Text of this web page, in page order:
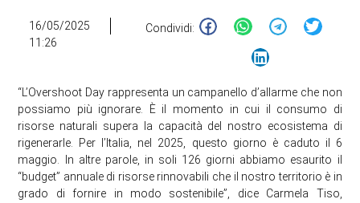
16/05/2025
11:26
Condividi:
“L’Overshoot Day rappresenta un campanello d’allarme che non
possiamo più ignorare. È il momento in cui il consumo di
risorse naturali supera la capacità del nostro ecosistema di
rigenerarle. Per l’Italia, nel 2025, questo giorno è caduto il 6
maggio. In altre parole, in soli 126 giorni abbiamo esaurito il
“budget” annuale di risorse rinnovabili che il nostro territorio è in
grado di fornire in modo sostenibile”, dice Carmela Tiso,